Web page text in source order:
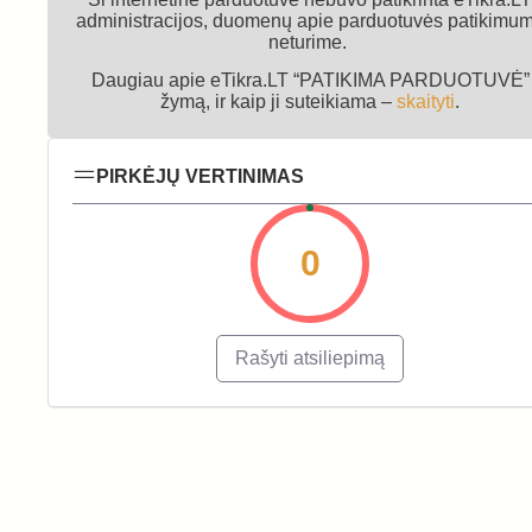
administracijos, duomenų apie parduotuvės
neturime.
Daugiau apie eTikra.LT “PATIKIMA PARDUOTUVĖ”
žymą, ir kaip ji suteikiama – skaityti.
PIRKĖJŲ VERTINIMAS
0
Rašyti atsiliepimą